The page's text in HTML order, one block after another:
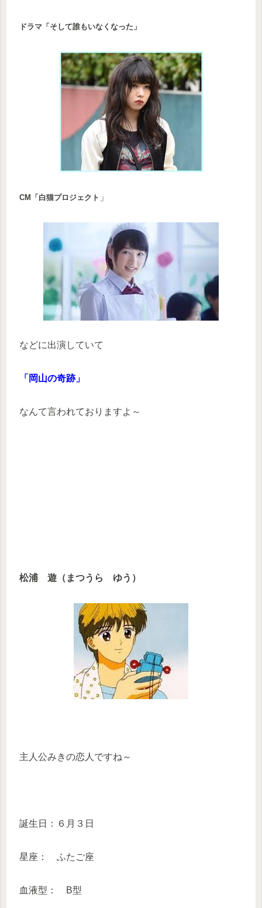
ドラマ「そして誰もいなくなった」
CM「白猫プロジェクト 」
などに出演していて
「岡山の奇跡」
なんて言われておりますよ～
松浦 遊（まつうら ゆう）
主人公みきの恋人ですね～
誕生日：６月３日
星座： ふたご座
血液型： B型